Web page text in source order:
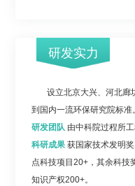
研发实力
设立北京大兴、河北廊
到国内一流环保研究院标准。
研发团队由中科院过程所工
科研成果获国家技术发明
点科技项目20+，其余科技
知识产权200+。